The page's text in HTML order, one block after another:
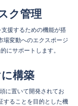
ク管理
援するための機能が搭
場変動へのエクスポージ
にサポートします。
構築
に置いて開発されてお
することを目的とした機